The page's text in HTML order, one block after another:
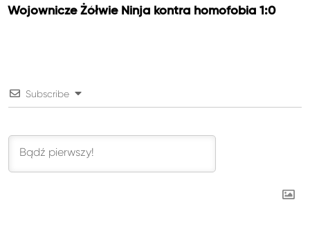
Wojownicze Żółwie Ninja kontra homofobia 1:0
Subscribe